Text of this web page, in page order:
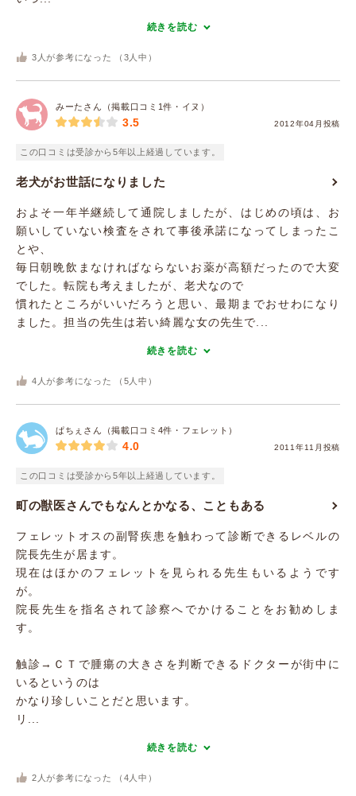
続きを読む
3 人が参考になった （ 3 人中）
みーたさん（掲載口コミ1件・イヌ）
2012年04月投稿
3.5
この口コミは受診から5年以上経過しています。
老犬がお世話になりました
およそ一年半継続して通院しましたが、はじめの頃は、お
願いしていない検査をされて事後承諾になってしまったこ
とや、
毎日朝晩飲まなければならないお薬が高額だったので大変
でした。転院も考えましたが、老犬なので
慣れたところがいいだろうと思い、最期までおせわになり
ました。担当の先生は若い綺麗な女の先生で...
続きを読む
4 人が参考になった （ 5 人中）
ぱちぇさん（掲載口コミ4件・フェレット）
2011年11月投稿
4.0
この口コミは受診から5年以上経過しています。
町の獣医さんでもなんとかなる、こともある
フェレットオスの副腎疾患を触わって診断できるレベルの
院長先生が居ます。
現在はほかのフェレットを見られる先生もいるようです
が。
院長先生を指名されて診察へでかけることをお勧めしま
す。
触診→ＣＴで腫瘍の大きさを判断できるドクターが街中に
いるというのは
かなり珍しいことだと思います。
リ...
続きを読む
2 人が参考になった （ 4 人中）